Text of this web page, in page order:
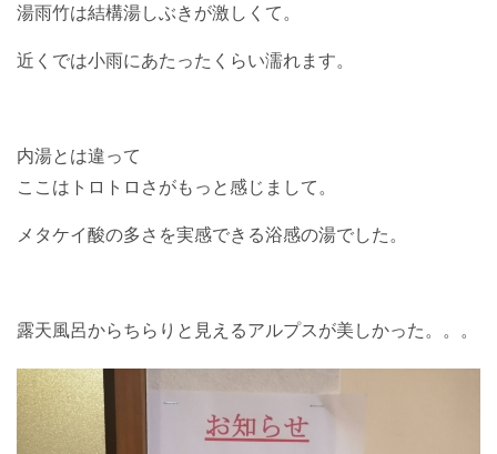
湯雨竹は結構湯しぶきが激しくて。
近くでは小雨にあたったくらい濡れます。
内湯とは違って
ここはトロトロさがもっと感じまして。
メタケイ酸の多さを実感できる浴感の湯でした。
露天風呂からちらりと見えるアルプスが美しかった。。。